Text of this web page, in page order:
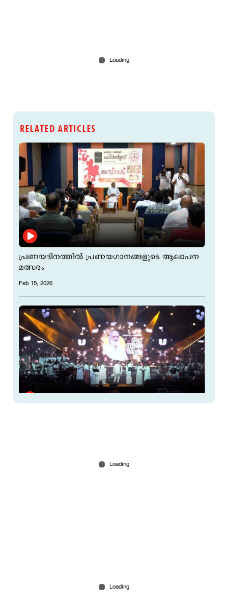
RELATED ARTICLES
പ്രണയദിനത്തില്‍ പ്രണയഗാനങ്ങളുടെ ആലാപന
മത്സരം
Feb 15, 2026
ഗ്രോസ് കളക്ഷന്‍ കണ്ട് ഇന്‍കം ടാക്സുകാര്‍
റെയ്ഡിനെത്തുന്നു; ഹോർത്തൂസ് വേദിയില്‍